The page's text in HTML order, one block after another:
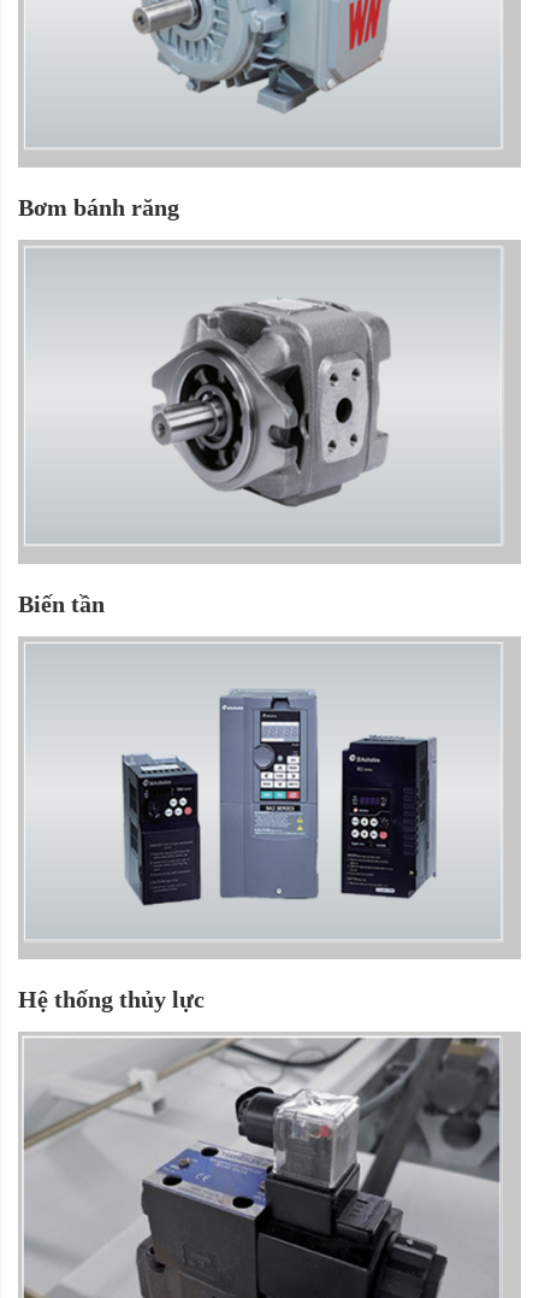
Bơm bánh răng
Biến tần
Hệ thống thủy lực